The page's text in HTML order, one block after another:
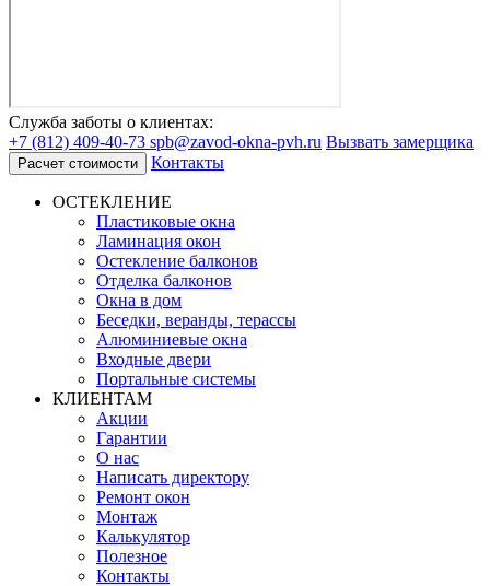
Служба заботы о клиентах:
+7 (812) 409-40-73 spb@zavod-okna-pvh.ru Вызвать замерщика
Расчет стоимости Контакты
ОСТЕКЛЕНИЕ
Пластиковые окна
Ламинация окон
Остекление балконов
Отделка балконов
Окна в дом
Беседки, веранды, терассы
Алюминиевые окна
Входные двери
Портальные системы
КЛИЕНТАМ
Акции
Гарантии
О нас
Написать директору
Ремонт окон
Монтаж
Калькулятор
Полезное
Контакты